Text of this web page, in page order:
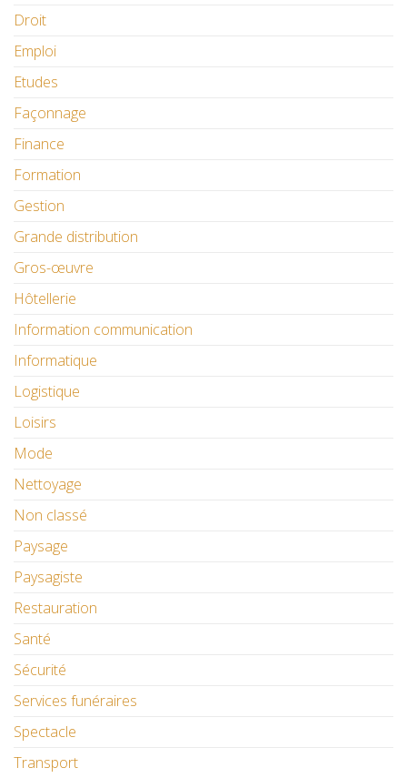
Droit
Emploi
Etudes
Façonnage
Finance
Formation
Gestion
Grande distribution
Gros-œuvre
Hôtellerie
Information communication
Informatique
Logistique
Loisirs
Mode
Nettoyage
Non classé
Paysage
Paysagiste
Restauration
Santé
Sécurité
Services funéraires
Spectacle
Transport